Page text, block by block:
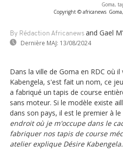
Goma,
Copyright © africanews
By Rédaction Africanews and Gael
Dernière MAJ: 13/08/2024
Dans la ville de Goma en RDC où
Kabengela, s'est fait un nom, ce
a fabriqué un tapis de course
sans moteur. Si le modèle existe
dans son pays, il est le premier à le
endroit où je m'occupe dans le
fabriquer nos tapis de course
atelier explique Désire Kabengela.